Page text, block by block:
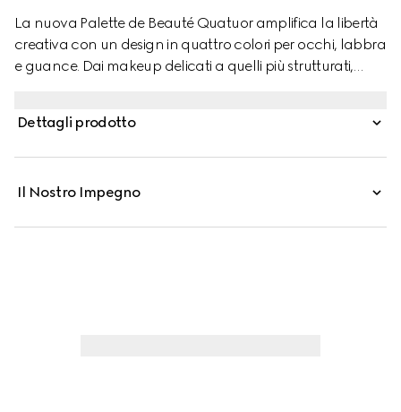
La nuova Palette de Beauté Quatuor amplifica la libertà
creativa con un design in quattro colori per occhi, labbra
e guance. Dai makeup delicati a quelli più strutturati,
formule in polvere con finitura satinata e matte possono
indossata su occhi, labbra e guance. Ispirata ai rossetti
Dettagli prodotto
Il Nostro Impegno